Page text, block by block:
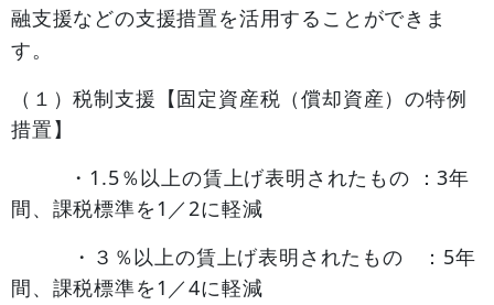
融支援などの支援措置を活用することができま
す。
（１）税制支援【固定資産税（償却資産）の特例
措置】
・1.5％以上の賃上げ表明されたもの ：3年
間、課税標準を1／2に軽減
・３％以上の賃上げ表明されたもの ：5年
間、課税標準を1／4に軽減